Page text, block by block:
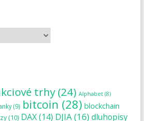
trhy(24) Alphabet(8)
(9) bitcoin (28) blockchain
(10) DAX(14) DJIA(16)dluhopisy